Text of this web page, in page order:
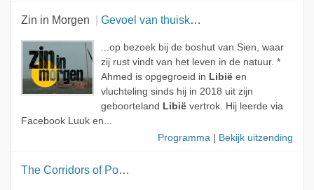
Zin in Morgen Gevoel van thuiskomen
...op bezoek bij de boshut van Sien, waar
zij rust vindt van het leven in de natuur. *
Ahmed is opgegroeid in Libiëen
vluchteling sinds hij in 2018 uit zijn
geboorteland Libiëvertrok. Hij leerde via
Facebook Luuk en...
Programma | Bekijk uitzending
The Corridors of Power